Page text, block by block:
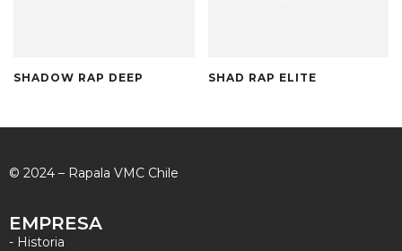
SHADOW RAP DEEP SHAD RAP ELITE
© 2024 – Rapala VMC Chile
EMPRESA
- Historia